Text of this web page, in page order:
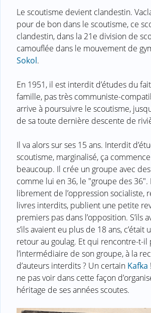
Le scoutisme devient clandestin.
pour de bon dans le scoutisme, ce
clandestin, dans la 21e division de
camouflée dans le mouvement de
Sokol.
En 1951, il est interdit d’études du
famille, pas très communiste-
arrive à poursuivre le scoutisme,
de sa toute dernière descente de
Il va alors sur ses 15 ans. Interdit
scoutisme, marginalisé, ça
beaucoup. Il crée un groupe avec
comme lui en 36, le "groupe des 36".
librement de l’oppression socialiste,
livres interdits, publient une petite
premiers pas dans l’opposition. S’ils
s’ils avaient eu plus de 18 ans, c’était
retour au goulag. Et qui rencontre-t-il
l’intermédiaire de son groupe, à la
d’auteurs interdits ? Un certain Kafka
ne pas voir dans cette façon
héritage de ses années scoutes.